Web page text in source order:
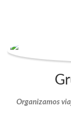
Organizamos